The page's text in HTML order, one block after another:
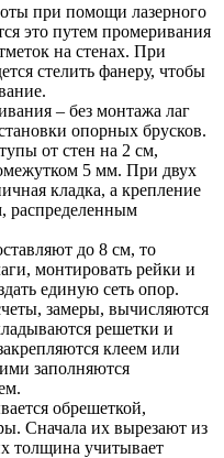
при помощи лазерного
это путем промеривания
на стенах. При
стелить фанеру, чтобы
– без монтажа лаг
опорных брусков.
от стен на 2 см,
5 мм. При двух
кладка, а крепление
распределенным
до 8 см, то
монтировать рейки и
единую сеть опор.
замеры, вычисляются
решетки и
клеем или
заполняются
обрешеткой,
Сначала их вырезают из
толщина учитывает